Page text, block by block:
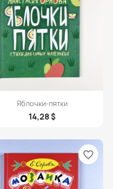
Просмотр
Яблочки-пятки
14,28 $
favorite_border